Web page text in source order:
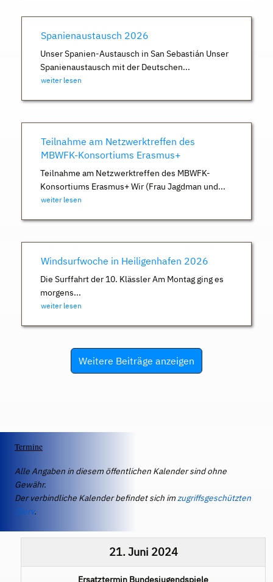
Spanienaustausch 2026
Unser Spanien-Austausch in San Sebastián Unser
Spanienaustausch mit der Deutschen...
weiter lesen
Teilnahme am Netzwerktreffen des
MBWFK-Konsortiums Erasmus+
Teilnahme am Netzwerktreffen des MBWFK-
Konsortiums Erasmus+ Wir (Frau Jagdman und...
weiter lesen
Windsurfwoche in Heiligenhafen 2026
Die Surffahrt der 10. Klässler Am Montag ging es
morgens...
weiter lesen
Weitere Beiträge anzeigen
Termine
Alle Angaben in diesem öffentlichen Kalender sind ohne
Gewähr.
Der verbindliche Kalender befindet sich imzugriffsgeschützten
IServ.
21. Juni 2024
Ersatztermin Bundesjugendspiele